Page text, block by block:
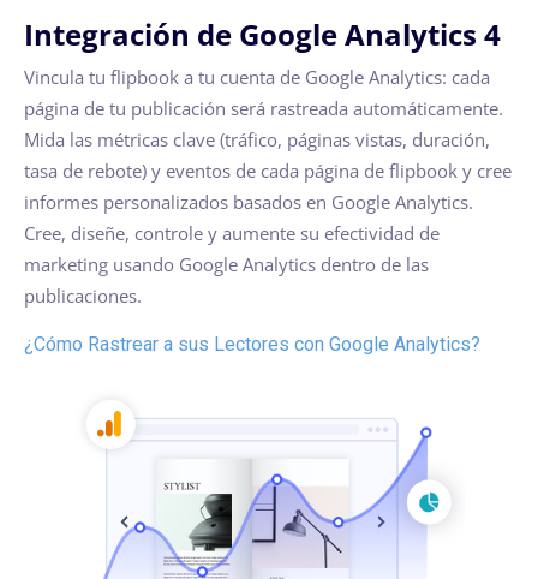
Integración de Google Analytics 4
Vincula tu flipbook a tu cuenta de Google Analytics: cada
página de tu publicación será rastreada automáticamente.
Mida las métricas clave (tráfico, páginas vistas, duración,
tasa de rebote) y eventos de cada página de flipbook y cree
informes personalizados basados en Google Analytics.
Cree, diseñe, controle y aumente su efectividad de
marketing usando Google Analytics dentro de las
publicaciones.
¿Cómo Rastrear a sus Lectores con Google Analytics?